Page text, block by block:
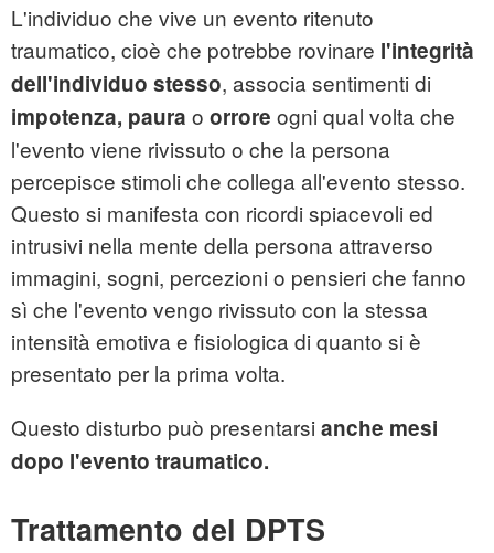
L'individuo che vive un evento ritenuto
traumatico, cioè che potrebbe rovinare l'integrità
dell'individuo stesso, associa sentimenti di
impotenza, paura o orrore ogni qual volta che
l'evento viene rivissuto o che la persona
percepisce stimoli che collega all'evento stesso.
Questo si manifesta con ricordi spiacevoli ed
intrusivi nella mente della persona attraverso
immagini, sogni, percezioni o pensieri che fanno
sì che l'evento vengo rivissuto con la stessa
intensità emotiva e fisiologica di quanto si è
presentato per la prima volta.
Questo disturbo può presentarsi anche mesi
dopo l'evento traumatico.
Trattamento del DPTS